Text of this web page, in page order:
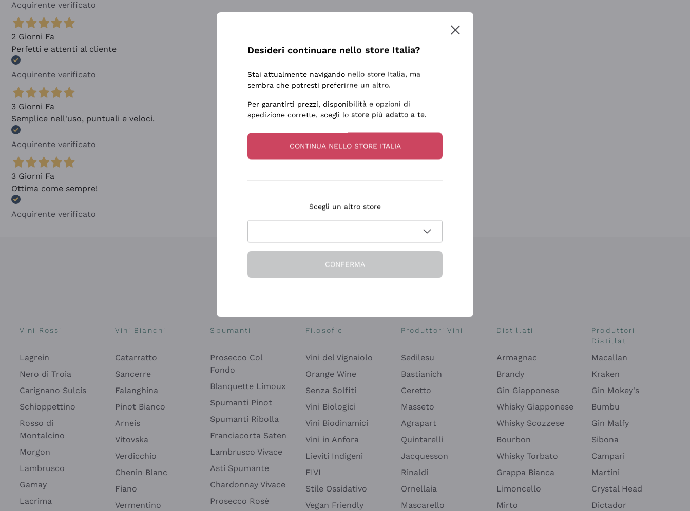
Acquirente verificato
2 Giorni Fa
Perfetti e attenti al cliente
Acquirente verificato
3 Giorni Fa
Semplice nell'uso, puntuali e veloci.
Acquirente verificato
3 Giorni Fa
Ottima come sempre!
Acquirente verificato
Vini Rossi
Lagrein
Nero di Troia
Carignano Sulcis
Schioppettino
Rosso di
Montalcino
Morgon
Lambrusco
Gamay
Lacrima
Vini Bianchi
Catarratto
Sancerre
Falanghina
Pinot Bianco
Arneis
Vitovska
Verdicchio
Chenin Blanc
Fiano
Vermentino
Spumanti
Prosecco Col
Fondo
Blanquette Limoux
Spumanti Pinot
Spumanti Ribolla
Franciacorta Saten
Lambrusco Vivace
Asti Spumante
Chardonnay Vivace
Prosecco Rosé
Filosofie
Vini del Vignaiolo
Orange Wine
Senza Solfiti
Vini Biologici
Vini Biodinamici
Vini in Anfora
Lieviti Indigeni
FIVI
Stile Ossidativo
Vegan Friendly
Produttori Vini
Sedilesu
Bastianich
Ceretto
Masseto
Agrapart
Quintarelli
Jacquesson
Rinaldi
Ornellaia
Mascarello
Distillati
Armagnac
Brandy
Gin Giapponese
Whisky Giapponese
Whisky Scozzese
Bourbon
Whisky Torbato
Grappa Bianca
Limoncello
Mirto
Produttori
Distillati
Macallan
Kraken
Gin Mokey's
Bumbu
Gin Malfy
Sibona
Campari
Martini
Crystal Head
Dictador
Desideri continuare nello store Italia?
Stai attualmente navigando nello store Italia, ma
sembra che potresti preferirne un altro.
Per garantirti prezzi, disponibilità e opzioni di
spedizione corrette, scegli lo store più adatto a te.
CONTINUA NELLO STORE ITALIA
Scegli un altro store
CONFERMA